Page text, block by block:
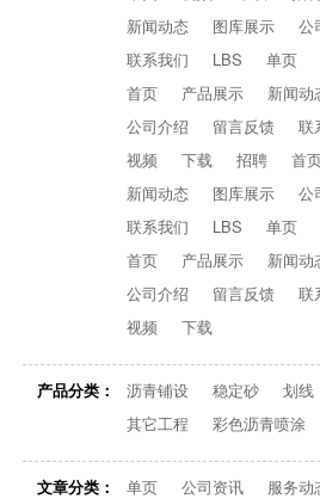
新闻动态
图库展示 公
联系我们
LBS 单页
首页
产品展示 新闻动
公司介绍
留言反馈 联
视频
下载 招聘 首
新闻动态
图库展示 公
联系我们
LBS 单页
首页
产品展示 新闻动
公司介绍
留言反馈 联
视频
下载
产品分类： 沥青铺设 稳定砂 划线
其它工程
彩色沥青喷涂
文章分类： 单页 公司资讯 服务动